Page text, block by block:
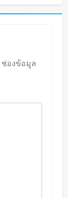
ช่องข้อมูล